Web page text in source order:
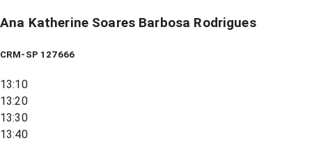
Ana Katherine Soares Barbosa Rodrigues
CRM-SP 127666
13:10
13:20
13:30
13:40